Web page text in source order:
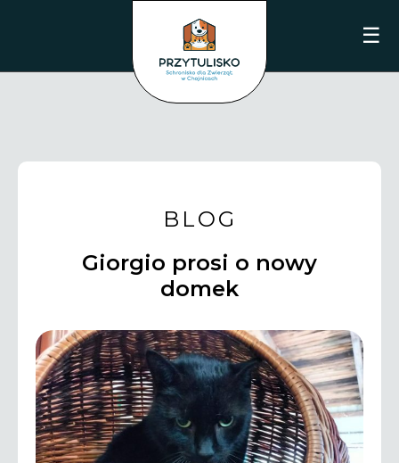
☰
BLOG
Giorgio prosi o nowy
domek